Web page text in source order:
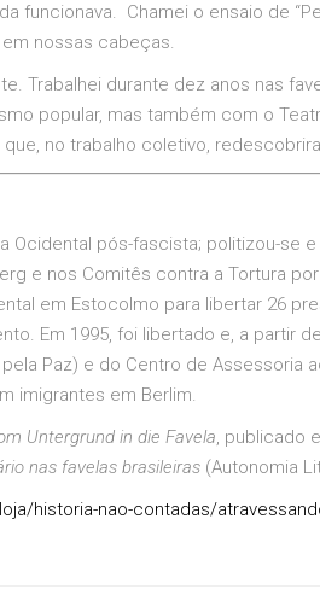
funcionava. Chamei o ensaio de
nossas cabeças.
Trabalhei durante dez anos nas
popular, mas também com o
no trabalho coletivo,
Ocidental pós-fascista; politizou-se
e nos Comitês contra a Tortura
em Estocolmo para libertar 26
Em 1995, foi libertado e, a partir
Paz) e do Centro de Assessoria
imigrantes em Berlim.
Untergrund in die Favela, publicado
nas favelas brasileiras (Autonomia
historia-nao-contadas/